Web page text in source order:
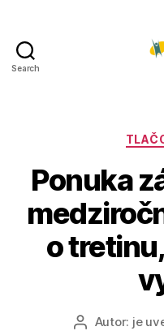
Search
Ponuka
o
AutorAutor: je